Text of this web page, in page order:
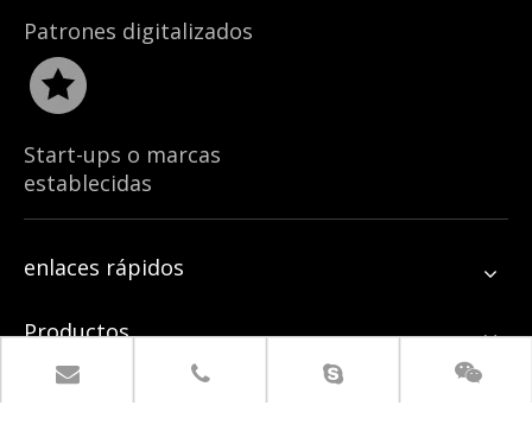
Patrones digitalizados
Start-ups o marcas
establecidas
enlaces rápidos
Productos